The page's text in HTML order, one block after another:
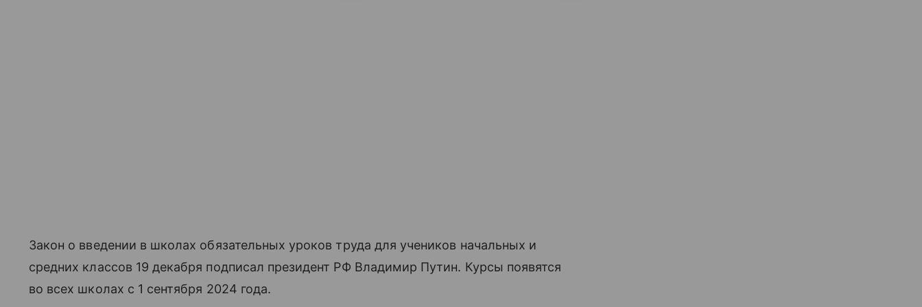
Закон о введении в школах обязательных уроков труда для учеников начальных и
средних классов 19 декабря подписал президент РФ Владимир Путин. Курсы появятся
во всех школах с 1 сентября 2024 года.